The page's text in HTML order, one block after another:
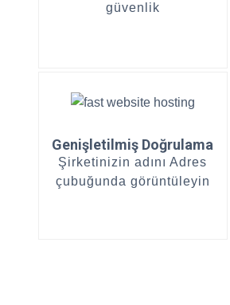
güvenlik
Genişletilmiş Doğrulama
Şirketinizin adını Adres
çubuğunda görüntüleyin